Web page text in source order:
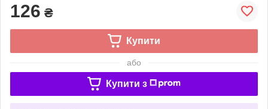
126 ₴
Купити
або
Купити з